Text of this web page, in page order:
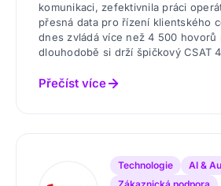
komunikaci, zefektivnila práci
přesná data pro řízení klientského
dnes zvládá více než 4 500 hovorů
dlouhodobě si drží špičkový CSAT
Přečíst více
Technologie
AI &